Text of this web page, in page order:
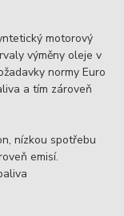
motorový
výměny oleje v
normy Euro
a tím zároveň
nízkou spotřebu
emisí.